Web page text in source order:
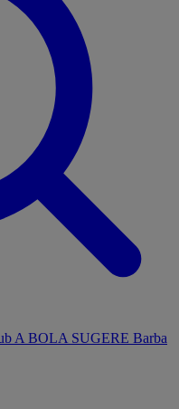
A BOLA SUGERE Barba